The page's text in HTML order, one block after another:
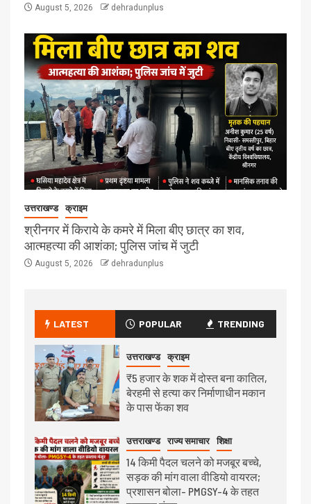
August 5, 2026 dehradunplus
उत्तराखण्ड क्राइम
श्रीनगर में किराये के कमरे में मिला बीए छात्र का शव,
आत्महत्या की आशंका; पुलिस जांच में जुटी
August 5, 2026 dehradunplus
LATEST POPULAR TRENDING
उत्तराखण्ड क्राइम
₹5 हजार के शक में दोस्त बना कातिल,
बेरहमी से हत्या कर निर्माणाधीन मकान
के पास फेंका शव
उत्तराखण्ड राज्य समाचार शिक्षा
14 किमी पैदल चलने को मजबूर बच्चे,
सड़क की मांग वाला वीडियो वायरल;
प्रशासन बोला- PMGSY-4 के तहत